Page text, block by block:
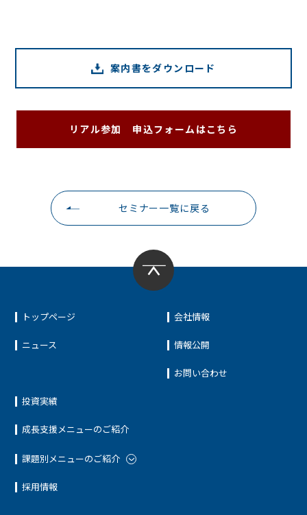
案内書をダウンロード
リアル参加 申込フォームはこちら
セミナー一覧に戻る
トップページ
ニュース
投資実績
成長支援メニューのご紹介
課題別メニューのご紹介
採用情報
会社情報
情報公開
お問い合わせ